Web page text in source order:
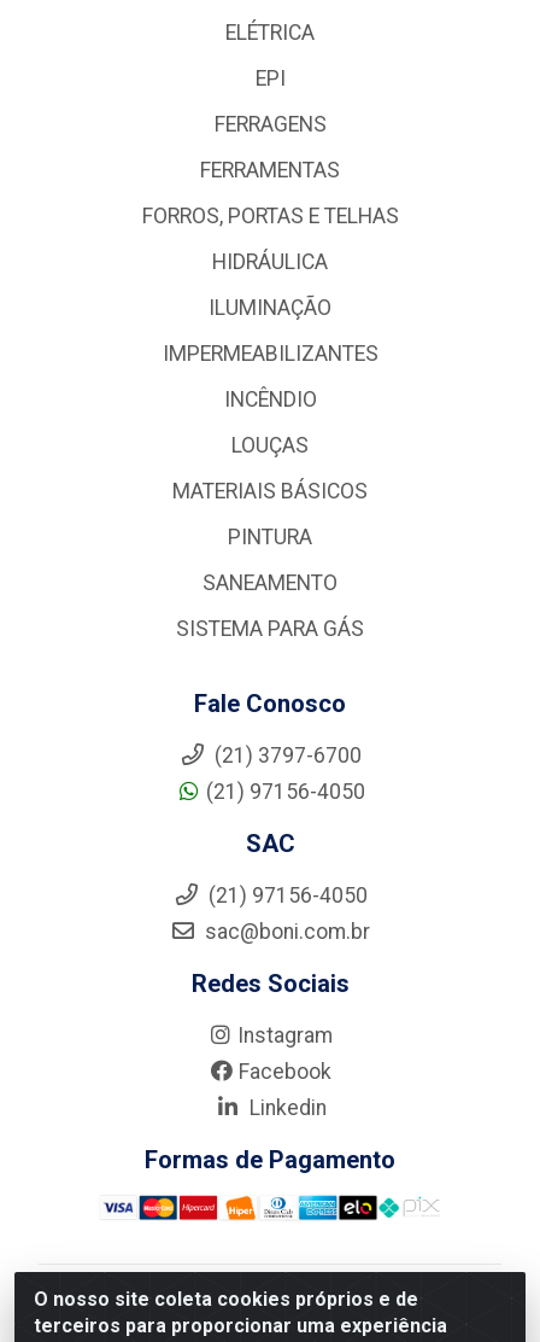
O nosso site coleta cookies próprios e de
terceiros para proporcionar uma experiência
ELÉTRICA
EPI
FERRAGENS
FERRAMENTAS
FORROS, PORTAS E TELHAS
HIDRÁULICA
ILUMINAÇÃO
IMPERMEABILIZANTES
INCÊNDIO
LOUÇAS
MATERIAIS BÁSICOS
PINTURA
SANEAMENTO
SISTEMA PARA GÁS
Fale Conosco
(21) 3797-6700
(21) 97156-4050
SAC
(21) 97156-4050
sac@boni.com.br
Redes Sociais
Instagram
Facebook
Linkedin
Formas de Pagamento
Nova Boni Distribuidora de Material de Construção LTDA
- Rua Alice Tibiriçá, 330 - Vila Da Penha, Rio de